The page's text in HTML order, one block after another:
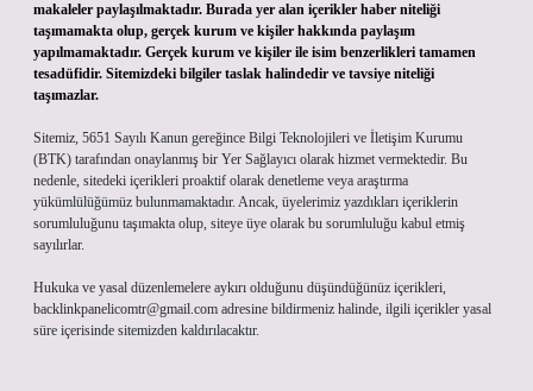
makaleler paylaşılmaktadır. Burada yer alan içerikler haber niteliği
taşımamakta olup, gerçek kurum ve kişiler hakkında paylaşım
yapılmamaktadır. Gerçek kurum ve kişiler ile isim benzerlikleri tamamen
tesadüfidir. Sitemizdeki bilgiler taslak halindedir ve tavsiye niteliği
taşımazlar.
Sitemiz, 5651 Sayılı Kanun gereğince Bilgi Teknolojileri ve İletişim Kurumu
(BTK) tarafından onaylanmış bir Yer Sağlayıcı olarak hizmet vermektedir. Bu
nedenle, sitedeki içerikleri proaktif olarak denetleme veya araştırma
yükümlülüğümüz bulunmamaktadır. Ancak, üyelerimiz yazdıkları içeriklerin
sorumluluğunu taşımakta olup, siteye üye olarak bu sorumluluğu kabul etmiş
sayılırlar.
Hukuka ve yasal düzenlemelere aykırı olduğunu düşündüğünüz içerikleri,
backlinkpanelicomtr@gmail.com adresine bildirmeniz halinde, ilgili içerikler yasal
süre içerisinde sitemizden kaldırılacaktır.